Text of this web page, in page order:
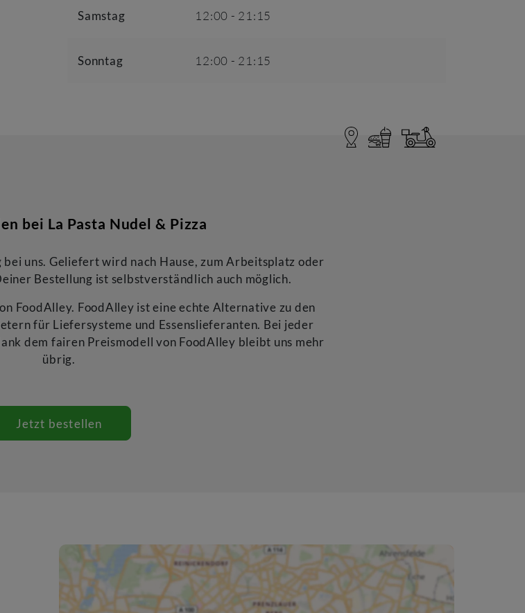
Samstag 12:00 - 21:15
Sonntag 12:00 - 21:15
bei La Pasta Nudel & Pizza
uns. Geliefert wird nach Hause, zum Arbeitsplatz oder
Bestellung ist selbstverständlich auch möglich.
FoodAlley. FoodAlley ist eine echte Alternative zu den
für Liefersysteme und Essenslieferanten. Bei jeder
dem fairen Preismodell von FoodAlley bleibt uns mehr
übrig.
Jetzt bestellen